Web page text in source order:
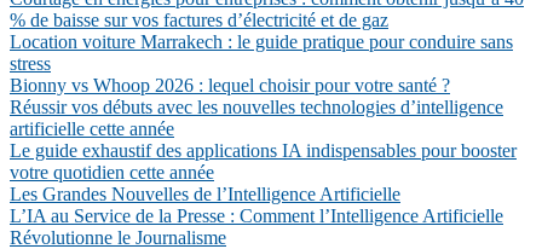
% de baisse sur vos factures d’électricité et de gaz
Location voiture Marrakech : le guide pratique pour conduire sans
stress
Bionny vs Whoop 2026 : lequel choisir pour votre santé ?
Réussir vos débuts avec les nouvelles technologies d’intelligence
artificielle cette année
Le guide exhaustif des applications IA indispensables pour booster
votre quotidien cette année
Les Grandes Nouvelles de l’Intelligence Artificielle
L’IA au Service de la Presse : Comment l’Intelligence Artificielle
Révolutionne le Journalisme